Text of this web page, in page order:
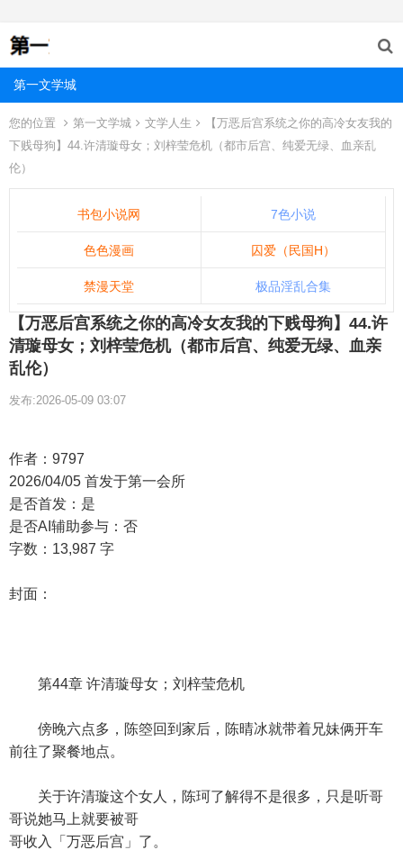
第一文学城
您的位置 第一文学城 文学人生
【万恶后宫系统之你的高冷女友我的
下贱母狗】44.许清璇母女；刘梓莹危机（都市后宫、纯爱无绿、血亲乱
伦）
书包小说网 7色小说
色色漫画 囚爱（民国H）
禁漫天堂 极品淫乱合集
【万恶后宫系统之你的高冷女友我的下贱母狗】44.许
清璇母女；刘梓莹危机（都市后宫、纯爱无绿、血亲
乱伦）
发布:2026-05-09 03:07
作者：9797
2026/04/05 首发于第一会所
是否首发：是
是否AI辅助参与：否
字数：13,987 字
封面：
第44章 许清璇母女；刘梓莹危机
傍晚六点多，陈箜回到家后，陈晴冰就带着兄妹俩开车
前往了聚餐地点。
关于许清璇这个女人，陈珂了解得不是很多，只是听哥
哥说她马上就要被哥
哥收入「万恶后宫」了。